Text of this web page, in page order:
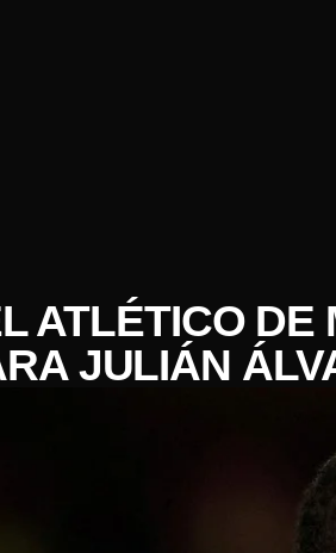
ATLÉTICO DE
JULIÁN